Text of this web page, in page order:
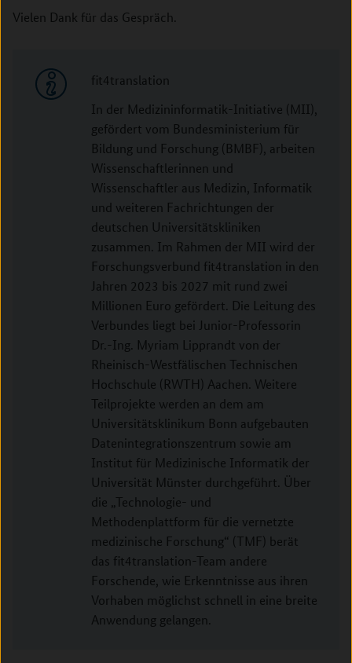
Vielen Dank für das Gespräch.
fit4translation
In der Medizininformatik-Initiative (MII),
gefördert vom Bundesministerium für
Bildung und Forschung (BMBF), arbeiten
Wissenschaftlerinnen und
Wissenschaftler aus Medizin, Informatik
und weiteren Fachrichtungen der
deutschen Universitätskliniken
zusammen. Im Rahmen der MII wird der
Forschungsverbund fit4translation in den
Jahren 2023 bis 2027 mit rund zwei
Millionen Euro gefördert. Die Leitung des
Verbundes liegt bei Junior-Professorin
Dr.-Ing. Myriam Lipprandt von der
Rheinisch-Westfälischen Technischen
Hochschule (RWTH) Aachen. Weitere
Teilprojekte werden an dem am
Universitätsklinikum Bonn aufgebauten
Datenintegrationszentrum sowie am
Institut für Medizinische Informatik der
Universität Münster durchgeführt. Über
die „Technologie- und
Methodenplattform für die vernetzte
medizinische Forschung“ (TMF) berät
das fit4translation-Team andere
Forschende, wie Erkenntnisse aus ihren
Vorhaben möglichst schnell in eine breite
Anwendung gelangen.